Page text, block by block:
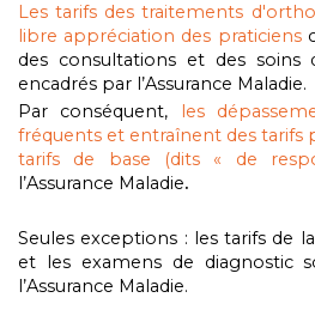
Les tarifs des traitements
libre appréciation des praticiens
des consultations et des soins
encadrés par l’Assurance Maladie.
Par conséquent, les
fréquents et entraînent des tarifs
tarifs de base (dits « de
l’Assurance Maladie.
Seules exceptions : les tarifs de
et les examens de diagnostic
l’Assurance Maladie.